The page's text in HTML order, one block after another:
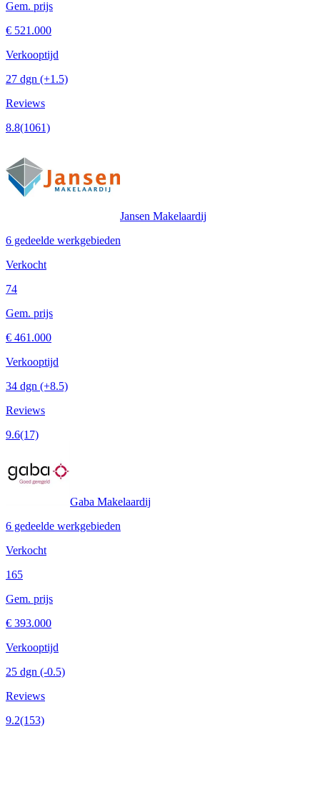
Gem. prijs
€ 521.000
Verkooptijd
27 dgn (+1.5)
Reviews
8.8(1061)
Jansen Makelaardij
6 gedeelde werkgebieden
Verkocht
74
Gem. prijs
€ 461.000
Verkooptijd
34 dgn (+8.5)
Reviews
9.6(17)
Gaba Makelaardij
6 gedeelde werkgebieden
Verkocht
165
Gem. prijs
€ 393.000
Verkooptijd
25 dgn (-0.5)
Reviews
9.2(153)